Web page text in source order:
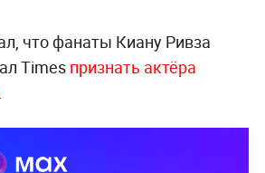
что фанаты Киану Ривза
Times признать актёра
.